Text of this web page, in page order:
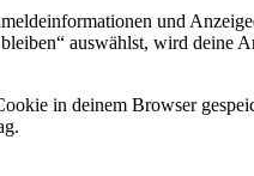
und
auswählst, wird
in deinem Browser